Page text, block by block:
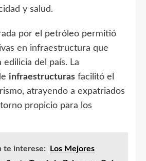
y salud.
por el petróleo permitió
en infraestructura que
del país. La
infraestructuras facilitó el
atrayendo a expatriados
propicio para los
te interese:
Los Mejores